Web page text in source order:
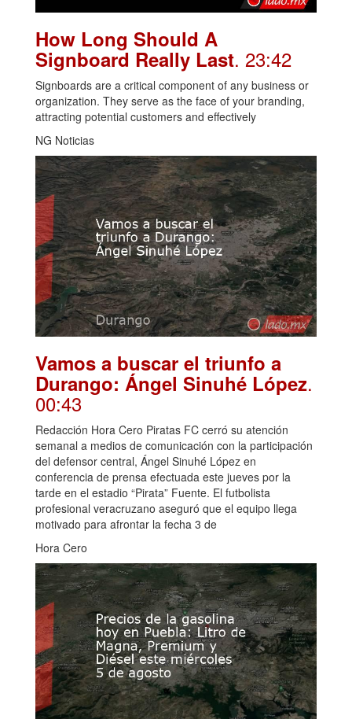
How Long Should A
Signboard Really Last. 23:42
Signboards are a critical component of any business or
organization. They serve as the face of your branding,
attracting potential customers and effectively
NG Noticias
Vamos a buscar el triunfo a
Durango: Ángel Sinuhé López.
00:43
Redacción Hora Cero Piratas FC cerró su atención
semanal a medios de comunicación con la participación
del defensor central, Ángel Sinuhé López en
conferencia de prensa efectuada este jueves por la
tarde en el estadio “Pirata” Fuente. El futbolista
profesional veracruzano aseguró que el equipo llega
motivado para afrontar la fecha 3 de
Hora Cero